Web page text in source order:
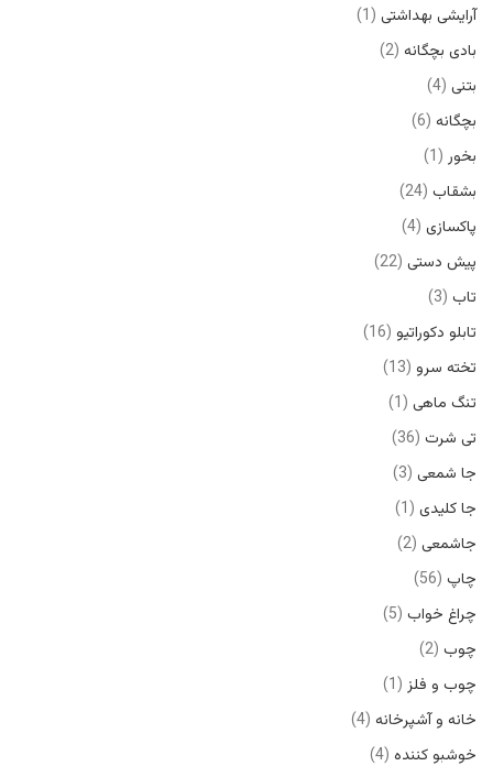
آرایشی بهداشتی 1
بادی بچگانه 2
بتنی 4
بچگانه 6
بخور 1
بشقاب 24
پاکسازی 4
پیش دستی 22
تاب 3
تابلو دکوراتیو 16
تخته سرو 13
تنگ ماهی 1
تی شرت 36
جا شمعی 3
جا کلیدی 1
جاشمعی 2
چاپ 56
چراغ خواب 5
چوب 2
چوب و فلز 1
خانه و آشپرخانه 4
خوشبو کننده 4